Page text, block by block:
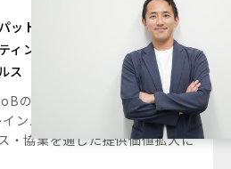
ッド
ィングユニット
ス
のサービス企画や事業開発を
ンパッドにジョイン。クラウ
・協業を通した提供価値拡大に